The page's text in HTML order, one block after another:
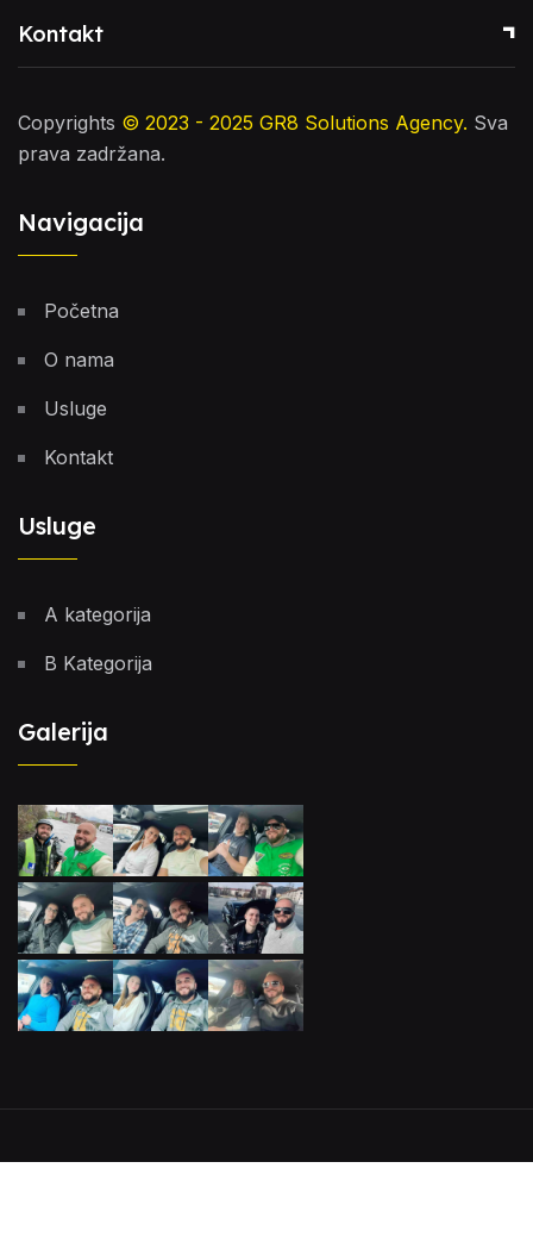
Kontakt
Copyrights © 2023 - 2025 GR8 Solutions Agency. Sva
prava zadržana.
Navigacija
Početna
O nama
Usluge
Kontakt
Usluge
A kategorija
B Kategorija
Galerija